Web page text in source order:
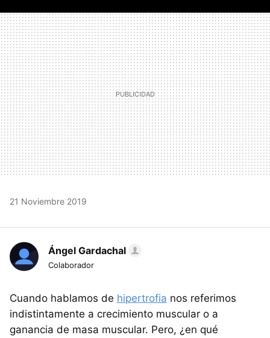
MAIL
21 Noviembre 2019
Ángel Gardachal
Colaborador
Cuando hablamos de hipertrofia nos referimos
indistintamente a crecimiento muscular o a
ganancia de masa muscular. Pero, ¿en qué